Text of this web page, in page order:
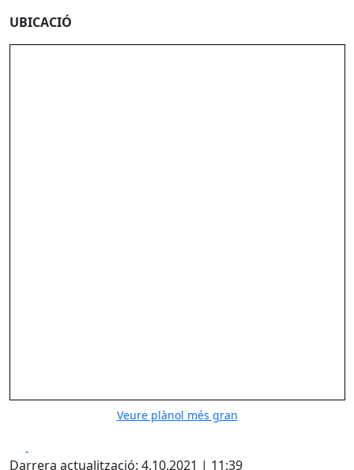
UBICACIÓ
Veure plànol més gran
Darrera actualització: 4.10.2021 | 11:39